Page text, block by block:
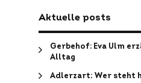
Aktuelle posts
Gerbehof: Eva Ulm
Alltag
Adlerzart: Wer steht